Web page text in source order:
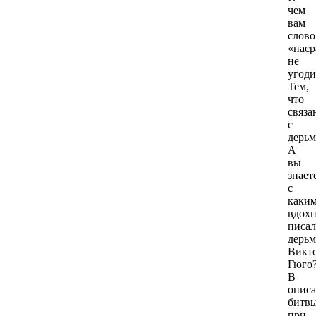
чем
вам
слово
не
Тем,
что
с
А
вы
с
В